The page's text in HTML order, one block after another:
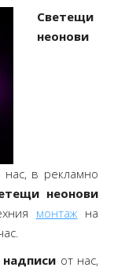
Светещи
неонови
в рекламно
неонови
монтаж на
от нас,